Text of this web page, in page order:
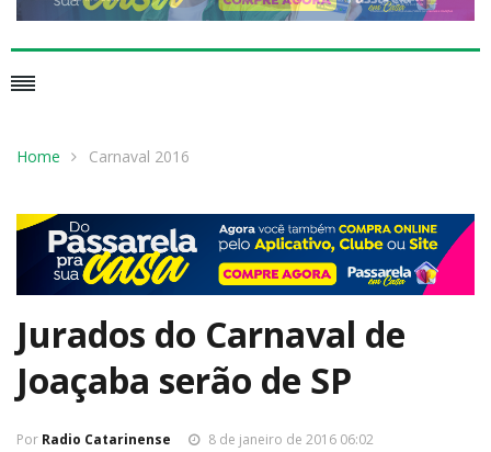
Home Carnaval 2016
Jurados do Carnaval de
Joaçaba serão de SP
Por Radio Catarinense 8 de janeiro de 2016 06:02